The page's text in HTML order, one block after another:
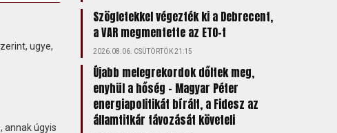
ugye,
annak úgyis
Szögletekkel végezték ki a Debrecent,
a VAR megmentette az ETO-t
2026.08.06. CSÜTÖRTÖK 21:15
Újabb melegrekordok dőltek meg,
enyhül a hőség – Magyar Péter
energiapolitikát bírált, a Fidesz az
államtitkár távozását követeli